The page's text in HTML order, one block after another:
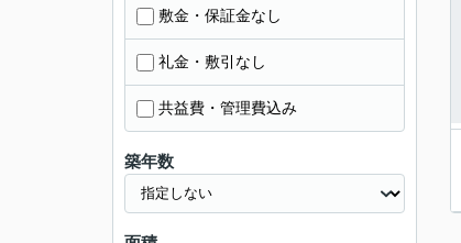
敷金・保証金なし
礼金・敷引なし
共益費・管理費込み
築年数